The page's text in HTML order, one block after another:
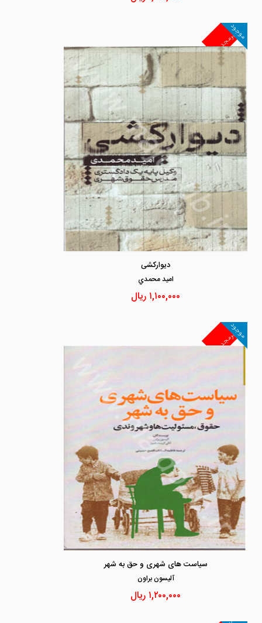
غیرمجد
موجود
دیوارکشی
اميد محمدي
۱,۱۰۰,۰۰۰ ریال
غیرمجد
موجود
سیاست های شهری و حق به شهر
آليسون براون
۱,۲۰۰,۰۰۰ ریال